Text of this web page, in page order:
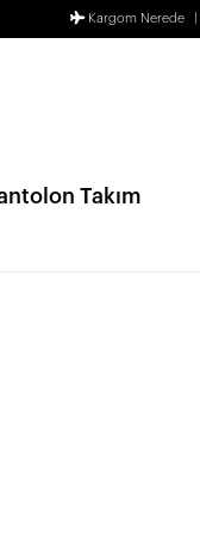
Kargom Nerede
Takım